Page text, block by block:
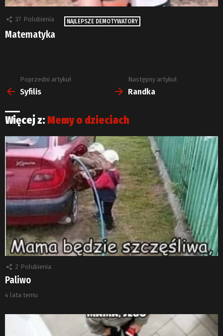
37 Polubienia NAJLEPSZE DEMOTYWATORY
Matematyka
Zobacz
więcej
Poprzedni artykuł
Syfilis
Następny artykuł
Randka
Więcej z: Memy o dzieciach
2 Polubienia
Paliwo
4 lata temu